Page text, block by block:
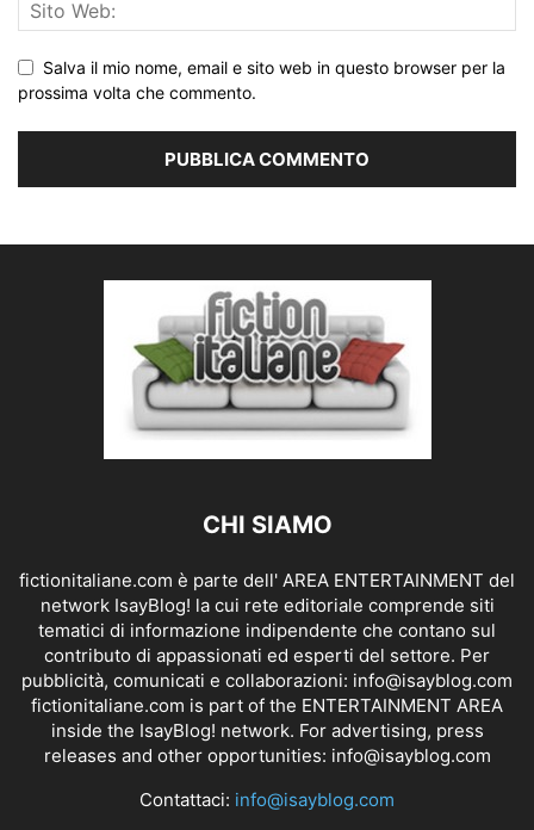
Salva il mio nome, email e sito web in questo browser per la
prossima volta che commento.
CHI SIAMO
fictionitaliane.com è parte dell' AREA ENTERTAINMENT del
network IsayBlog! la cui rete editoriale comprende siti
tematici di informazione indipendente che contano sul
contributo di appassionati ed esperti del settore. Per
pubblicità, comunicati e collaborazioni: info@isayblog.com
fictionitaliane.com is part of the ENTERTAINMENT AREA
inside the IsayBlog! network. For advertising, press
releases and other opportunities: info@isayblog.com
Contattaci: info@isayblog.com